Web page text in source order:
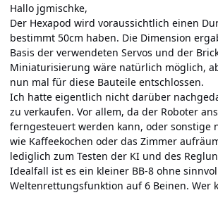
Hallo jgmischke,
Der Hexapod wird voraussichtlich einen
bestimmt 50cm haben. Die Dimension
Basis der verwendeten Servos und der
Miniaturisierung wäre natürlich möglich,
nun mal für diese Bauteile entschlossen.
Ich hatte eigentlich nicht darüber
zu verkaufen. Vor allem, da der Roboter
ferngesteuert werden kann, oder sonstige
wie Kaffeekochen oder das Zimmer
lediglich zum Testen der KI und des
Idealfall ist es ein kleiner BB-8 ohne
Weltenrettungsfunktion auf 6 Beinen. Wer